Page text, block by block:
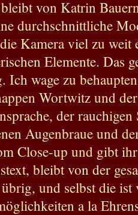
von Katrin
durchschnittliche
Kamera viel zu weit
Elemente. Das
Ich wage zu
Wortwitz und
der
Augenbraue und
Close-up und gibt
bleibt von der
und selbst die ist
a la